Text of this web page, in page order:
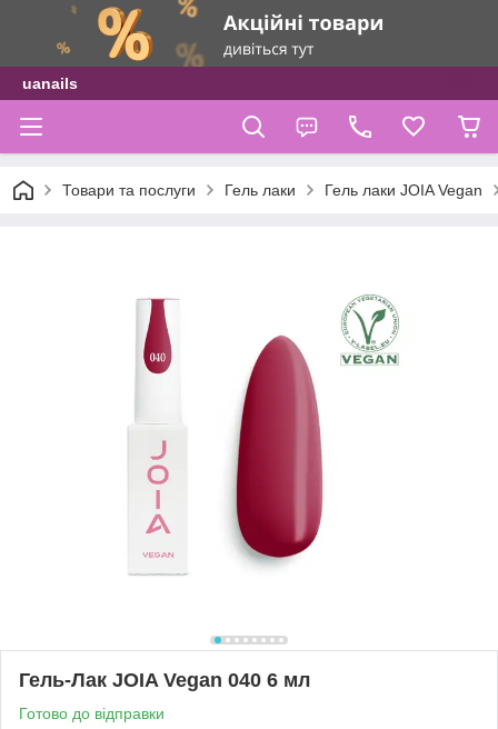
uanails
Товари та послуги Гель лаки Гель лаки JOIA Vegan
Гель-Лак JOIA Vegan 040 6 мл
Готово до відправки